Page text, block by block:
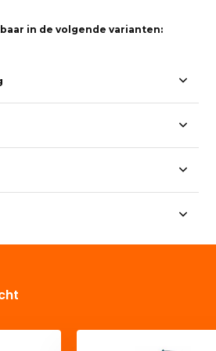
in de volgende varianten: